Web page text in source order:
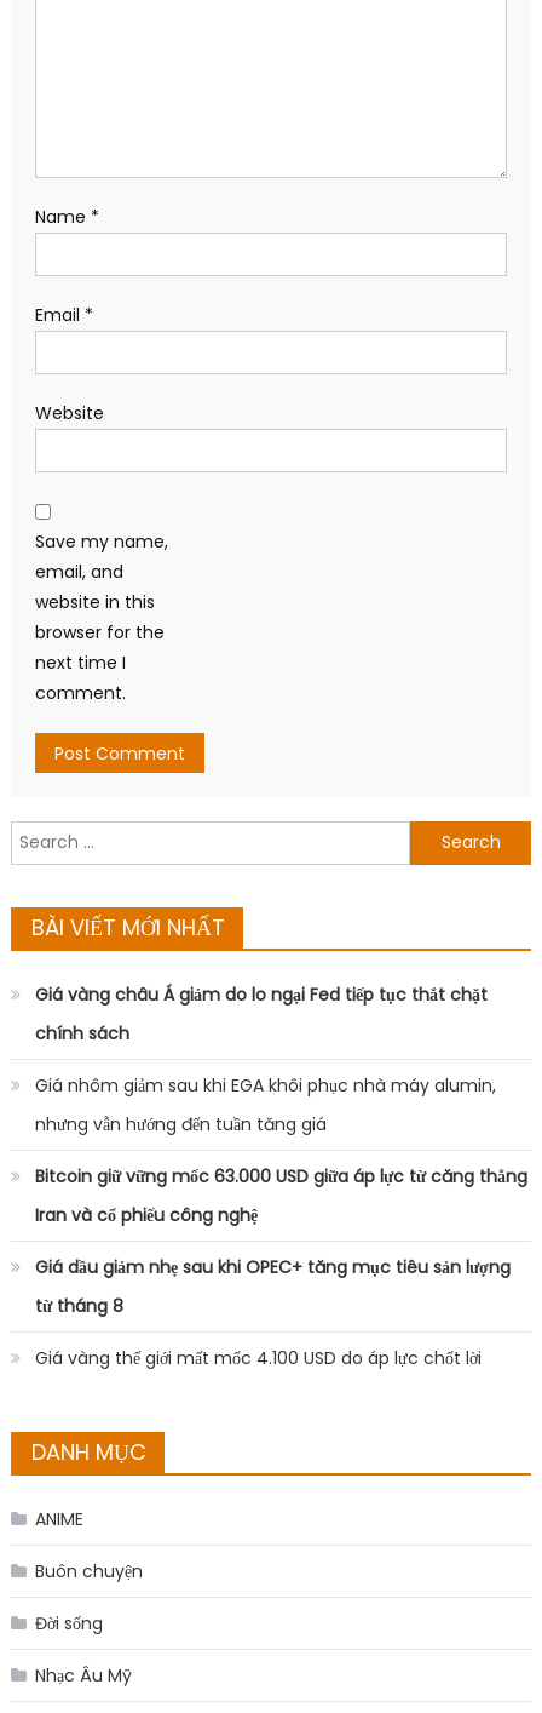
Name *
Email *
Website
Save my name,
email, and
website in this
browser for the
next time I
comment.
Search
for:
BÀI VIẾT MỚI NHẤT
Giá vàng châu Á giảm do lo ngại Fed tiếp tục thắt chặt
chính sách
Giá nhôm giảm sau khi EGA khôi phục nhà máy alumin,
nhưng vẫn hướng đến tuần tăng giá
Bitcoin giữ vững mốc 63.000 USD giữa áp lực từ căng thẳng
Iran và cổ phiếu công nghệ
Giá dầu giảm nhẹ sau khi OPEC+ tăng mục tiêu sản lượng
từ tháng 8
Giá vàng thế giới mất mốc 4.100 USD do áp lực chốt lời
DANH MỤC
ANIME
Buôn chuyện
Đời sống
Nhạc Âu Mỹ